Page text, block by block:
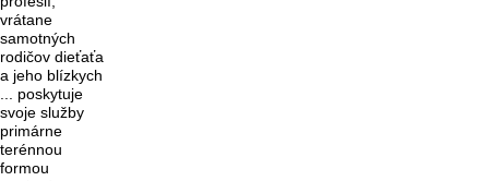
vrátane
samotných
rodičov dieťaťa
a jeho blízkych
... poskytuje
svoje služby
primárne
terénnou
formou